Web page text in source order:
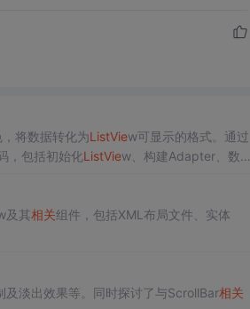
将数据转化为ListView可显示的格式。通过
，包括初始化ListView、构建Adapter、数据
及其相关组件，包括XML布局文件、实体
淡出效果等。同时探讨了与ScrollBar相关